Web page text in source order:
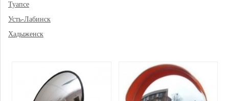
Туапсе
Усть-Лабинск
Хадыженск